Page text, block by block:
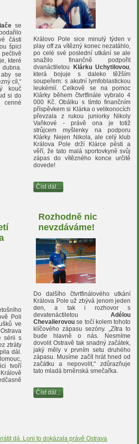
se
části
špici
které
dubna.
se
cíl,“
kouč
si do
Královo Pole sice minulý týden v
play off za vítězný konec nezatáhlo,
po celé své poslední utkání se ale
snažilo finančně podpořit
dvanáctiletou Klárku Uchytilovou
která bojuje s daleko těžším
soupeřem: s akutní lymfoblastickou
leukémií. Celkově se na pomoc
Klárky během čtvrtfinále vybralo 4
000 Kč. Obálku s tímto finančním
příspěvkem si Klárka o velikonocích
převzala z rukou juniorky Nikoly
Vaňkové - právě ona je totiž
strůjcem myšlenky na podporu
Klárky. Nejen Nikola, ale celý klub
Králova Pole drží Klárce pěsti a
věří, že tato malá sportovkyně svůj
zápas do vítězného konce určitě
dovede!
Číst dál...
Poli
ve
sérii s
ztráty
dál.
tvoří
Rozhodně nic
nevzdáváme!
Do dalšího čtvrtfinálového utkání
Králova Pole už zbývá jenom jeden
den, a tak i rozhovor s
devatenáctiletouAdélou
Chevalierovouse točí kolem tohoto
klíčového zápasu sezóny. „Zítra to
bude hlavně o nás. Nesmíme
dovolit Ostravě tak snadný začátek,
jaký měly v prvním setu druhého
zápasu. Musíme začít hrát hned od
začátku a nepovolit," zdůrazňuje
tato mladá brněnská smečařka.
Číst dál...
dá. Loni to dokázala právě Ostrava